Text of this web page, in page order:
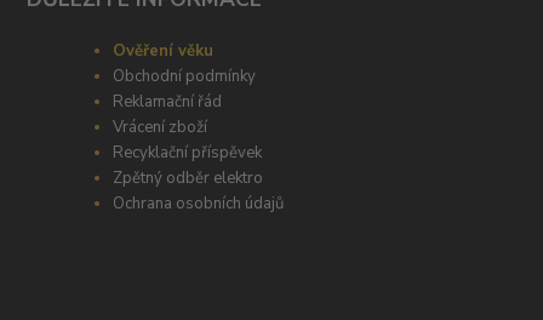
Ověření věku
Obchodní podmínky
Reklamační řád
Vrácení zboží
Recyklační příspěvek
Zpětný odběr elektro
Ochrana osobních údajů